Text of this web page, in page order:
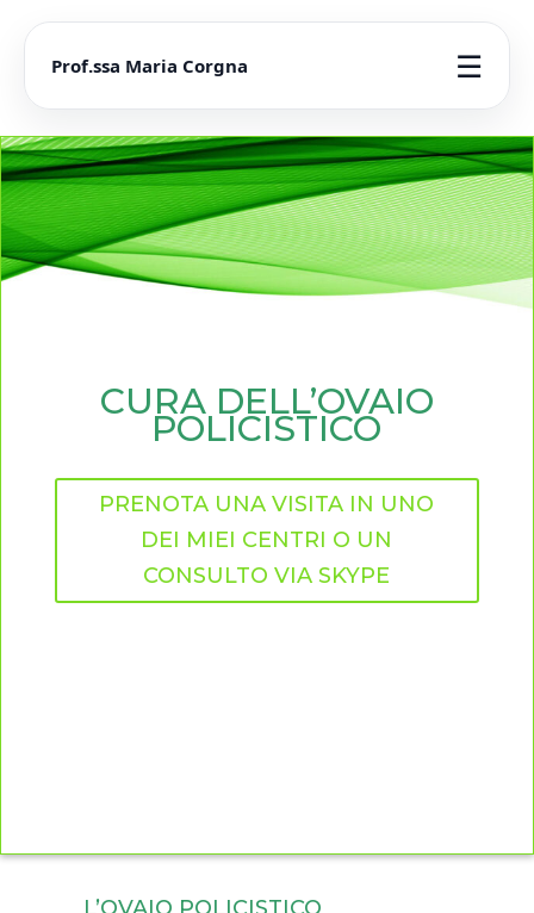
Prof.ssa Maria Corgna ☰
CURA DELL’OVAIO
POLICISTICO
PRENOTA UNA VISITA IN UNO
DEI MIEI CENTRI O UN
CONSULTO VIA SKYPE